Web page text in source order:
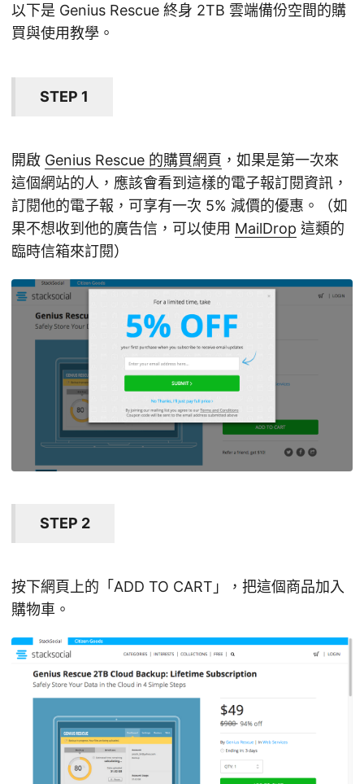
以下是 Genius Rescue 終身 2TB 雲端備份空間的購
買與使用教學。
STEP 1
開啟 Genius Rescue 的購買網頁 ，如果是第一次來
這個網站的人，應該會看到這樣的電子報訂閱資訊，
訂閱他的電子報，可享有一次 5% 減價的優惠。（如
果不想收到他的廣告信，可以使用 MailDrop 這類的
臨時信箱來訂閱）
STEP 2
按下網頁上的「ADD TO CART」，把這個商品加入
購物車。